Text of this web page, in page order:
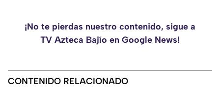
¡No te pierdas nuestro contenido, sigue a
TV Azteca Bajío en Google News!
CONTENIDO RELACIONADO